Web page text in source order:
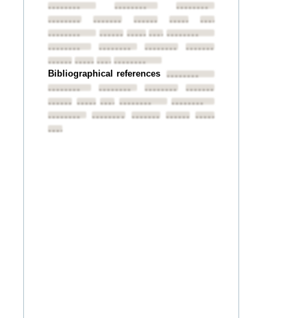
••••••••
••••••••
••••••••
••••••••
•••••••• •••••••• ••••••••••••••••
••••••••
••••••••••••••••••••••••••••••••
••••••••
•••••••• ••••••••
••••••••
••••••••••••••••••••••••••••••••
Bibliographical references ••••••••
••••••••
•••••••• ••••••••
••••••••
••••••••••••••••••••••••••••••••
••••••••
••••••••
•••••••• •••••••• ••••••••••••••••
••••••••